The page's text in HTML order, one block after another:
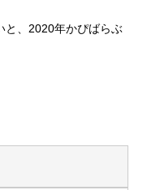
と、2020年かぴばらぶ